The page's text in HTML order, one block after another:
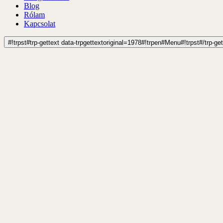
Blog
Rólam
Kapcsolat
#!trpst#trp-gettext data-trpgettextoriginal=1978#!trpen#Menu#!trpst#/trp-